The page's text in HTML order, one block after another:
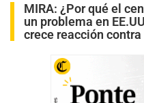
MIRA: ¿Por qué el
un problema en
crece reacción contra